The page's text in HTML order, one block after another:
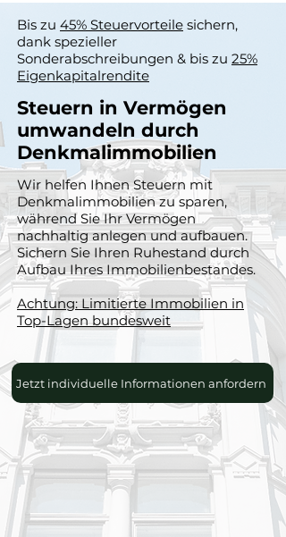
Bis zu 45% Steuervorteile sichern,
dank spezieller
Sonderabschreibungen & bis zu 25%
Eigenkapitalrendite
Steuern in Vermögen
umwandeln durch
Denkmalimmobilien
Wir helfen Ihnen Steuern mit
Denkmalimmobilien zu sparen,
während Sie Ihr Vermögen
nachhaltig anlegen und aufbauen.
Sichern Sie Ihren Ruhestand durch
Aufbau Ihres Immobilienbestandes.
Achtung: Limitierte Immobilien in
Top-Lagen bundesweit
Jetzt individuelle Informationen anfordern